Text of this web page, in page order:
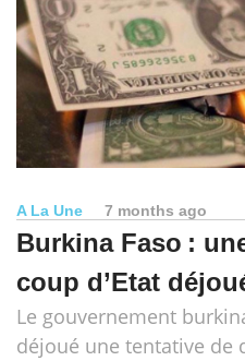
A La Une 7 months ago
Burkina Faso :
coup d’Etat
Le gouvernement
déjoué une tentative de